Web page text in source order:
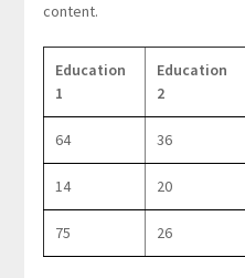
content.
Education
1
Education
2
64 36
14 20
75 26